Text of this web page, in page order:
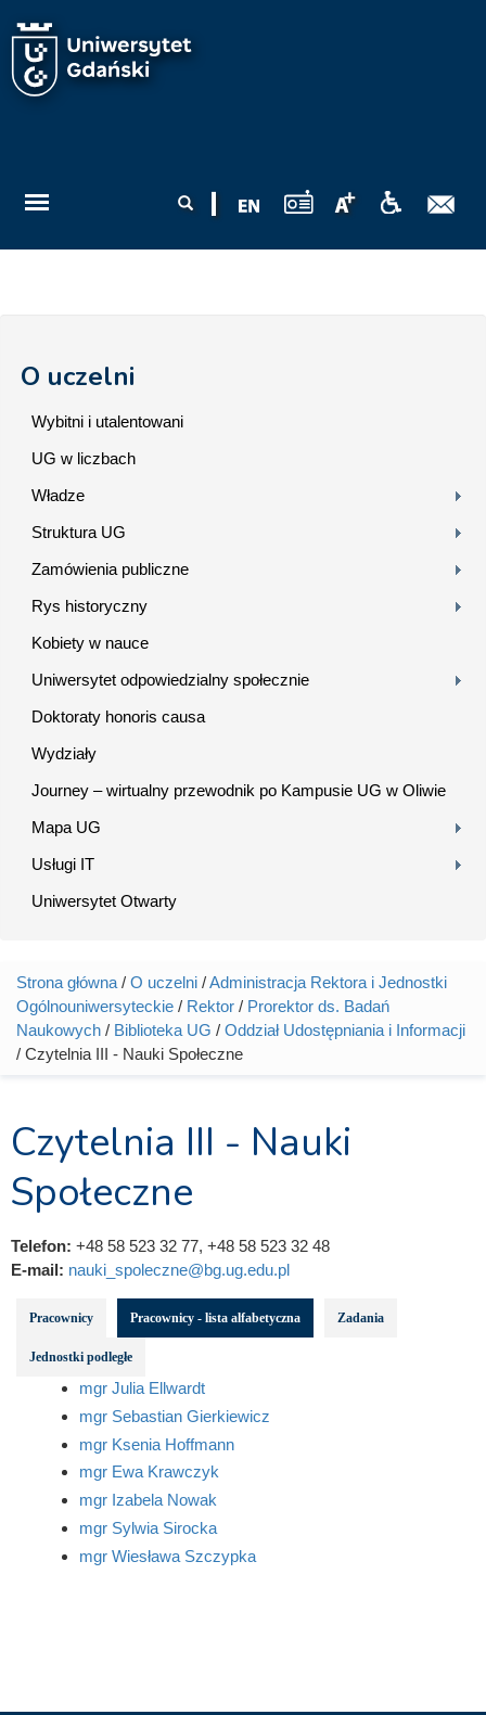
wyszukiwania
O uczelni
Wybitni i utalentowani
UG w liczbach
Władze
Struktura UG
Zamówienia publiczne
Rys historyczny
Kobiety w nauce
Uniwersytet odpowiedzialny społecznie
Doktoraty honoris causa
Wydziały
Journey – wirtualny przewodnik po Kampusie UG w Oliwie
Mapa UG
Usługi IT
Uniwersytet Otwarty
Jesteś tutaj
Strona główna / O uczelni /Administracja Rektora i Jednostki
Ogólnouniwersyteckie / Rektor / Prorektor ds. Badań
Naukowych / Biblioteka UG / Oddział Udostępniania i Informacji
/ Czytelnia III - Nauki Społeczne
Czytelnia III - Nauki
Społeczne
Telefon: +48 58 523 32 77, +48 58 523 32 48
E-mail: nauki_spoleczne@bg.ug.edu.pl
Pracownicy Pracownicy - lista alfabetyczna Zadania
Jednostki podległe
mgr Julia Ellwardt
mgr Sebastian Gierkiewicz
mgr Ksenia Hoffmann
mgr Ewa Krawczyk
mgr Izabela Nowak
mgr Sylwia Sirocka
mgr Wiesława Szczypka